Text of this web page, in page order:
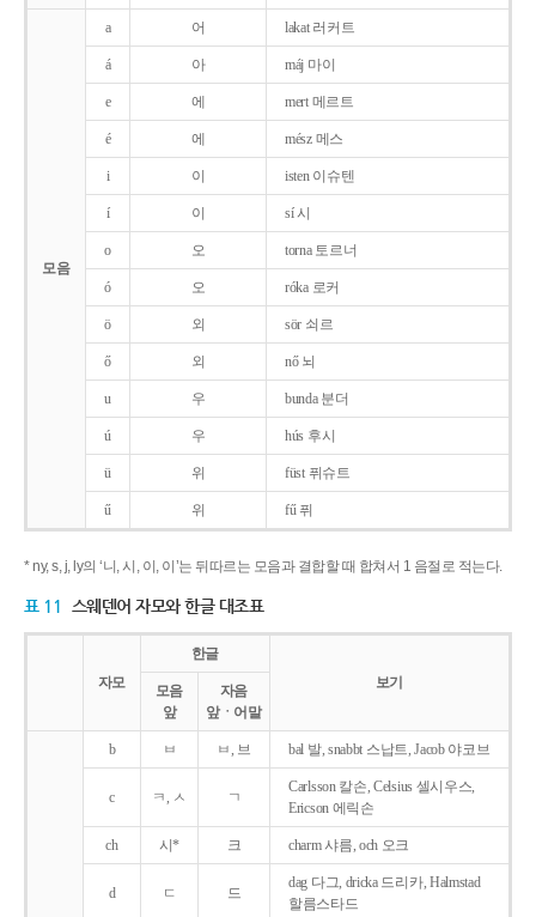
모음
a 어 lakat 러커트
á 아 máj 마이
e 에 mert 메르트
é 에 mész 메스
i 이 isten 이슈텐
í 이 sí 시
o 오 torna 토르너
ó 오 róka 로커
ö 외 sör 쇠르
ő 외 nő 뇌
u 우 bunda 분더
ú 우 hús 후시
ü 위 füst 퓌슈트
ű 위 fű 퓌
* ny, s, j, ly의 ‘니, 시, 이, 이’는 뒤따르는 모음과 결합할 때 합쳐서 1 음절로 적는다.
표 11 스웨덴어 자모와 한글 대조표
자모
한글
보기
모음
앞
자음
앞ㆍ어말
b ㅂ ㅂ, 브 bal 발, snabbt 스납트, Jacob 야코브
c ㅋ, ㅅ ㄱ
Carlsson 칼손, Celsius 셀시우스,
Ericson 에릭손
ch 시* 크 charm 샤름, och 오크
d ㄷ 드
dag 다그, dricka 드리카, Halmstad
할름스타드